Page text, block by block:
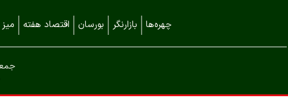
چهره‌ها بازارنگر بورسان اقتصاد هفته
جمعه ۱۶